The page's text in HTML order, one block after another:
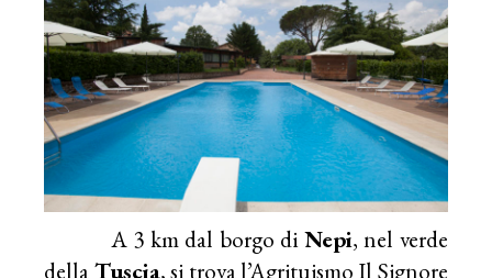
A 3 km dal borgo diNepi, nel verde
dellaTuscia, si trova l’Agrituismo Il Signore